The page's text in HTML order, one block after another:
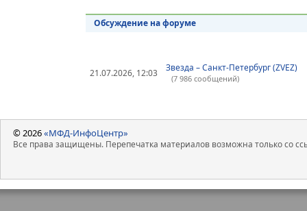
Обсуждение на форуме
21.07.2026, 12:03 Звезда – Санкт-Петербург (ZVEZ)
(7 986 сообщений)
© 2026«МФД-ИнфоЦентр»
Все права защищены. Перепечатка материалов возможна только со